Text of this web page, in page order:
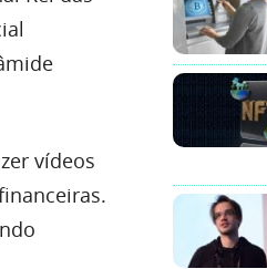
vídeos